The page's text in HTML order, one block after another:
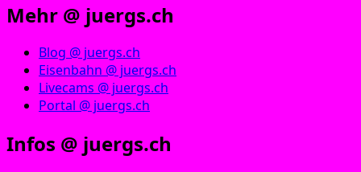
Mehr @ juergs.ch
Blog @ juergs.ch
Eisenbahn @ juergs.ch
Livecams @ juergs.ch
Portal @ juergs.ch
Infos @ juergs.ch